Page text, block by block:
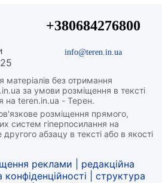
матеріалів без отримання
за умови розміщення в тексті
на teren.in.ua - Терен.
розміщення прямого,
систем гіперпосилання на
другого абзацу в тексті або в якості
+380684276800
info@teren.in.ua
реклами
редакційна
конфіденційності
структура